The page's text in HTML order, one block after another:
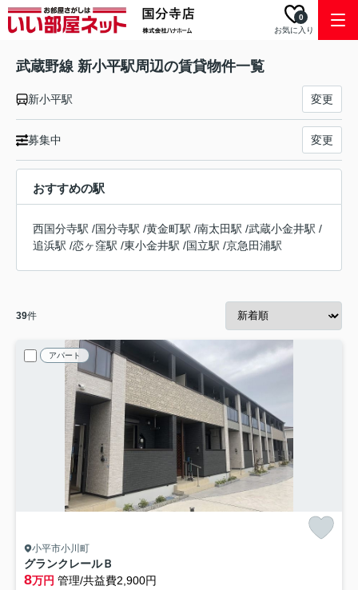
お気に入り
0
武蔵野線 新小平駅周辺の賃貸物件一覧
新小平駅 変更
募集中 変更
おすすめの駅
西国分寺駅 /国分寺駅 /黄金町駅 /南太田駅 /武蔵小金井駅 /
追浜駅 /恋ヶ窪駅 /東小金井駅 /国立駅 /京急田浦駅
39件
アパート
小平市小川町
グランクレールＢ
8万円 管理/共益費2,900円